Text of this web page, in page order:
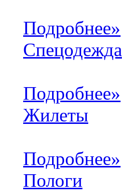
Подробнее»
Спецодежда
Подробнее»
Жилеты
Подробнее»
Пологи